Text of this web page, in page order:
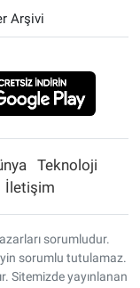
Arşivi
Teknoloji
İletişim
sorumludur.
sorumlu tutulamaz.
Sitemizde yayınlanan